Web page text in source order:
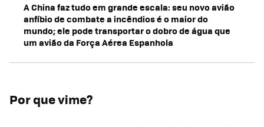
A China faz tudo em grande escala: seu novo avião
anfíbio de combate a incêndios é o maior do
mundo; ele pode transportar o dobro de água que
um avião da Força Aérea Espanhola
Por que vime?